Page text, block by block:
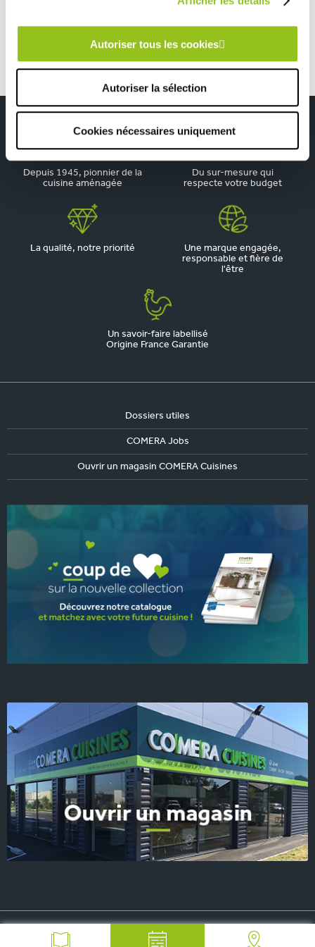
Autoriser tous les cookies
Autoriser la sélection
Cookies nécessaires uniquement
Depuis 1945, pionnier de la
cuisine aménagée
Du sur-mesure qui
respecte votre budget
La qualité, notre priorité
Une marque engagée,
responsable et fière de
l'être
Un savoir-faire labellisé
Origine France Garantie
Dossiers utiles
COMERA Jobs
Ouvrir un magasin COMERA Cuisines
© 2026 COMERA Cuisines, tous droits réservés Plan du site
-FAQ